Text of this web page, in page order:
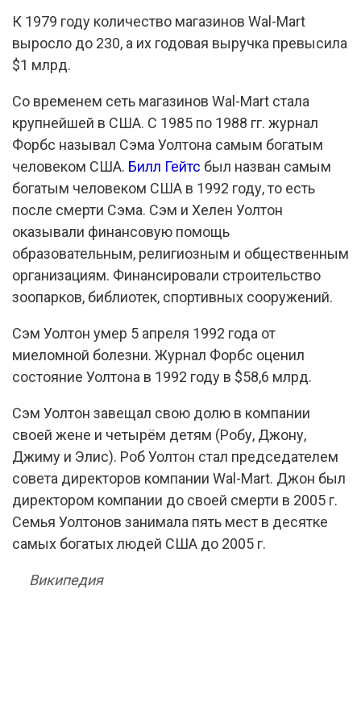
К 1979 году количество магазинов Wal-Mart
выросло до 230, а их годовая выручка превысила
$1 млрд.
Со временем сеть магазинов Wal-Mart стала
крупнейшей в США. С 1985 по 1988 гг. журнал
Форбс называл Сэма Уолтона самым богатым
человеком США. Билл Гейтс был назван самым
богатым человеком США в 1992 году, то есть
после смерти Сэма. Сэм и Хелен Уолтон
оказывали финансовую помощь
образовательным, религиозным и общественным
организациям. Финансировали строительство
зоопарков, библиотек, спортивных сооружений.
Сэм Уолтон умер 5 апреля 1992 года от
миеломной болезни. Журнал Форбс оценил
состояние Уолтона в 1992 году в $58,6 млрд.
Сэм Уолтон завещал свою долю в компании
своей жене и четырём детям (Робу, Джону,
Джиму и Элис). Роб Уолтон стал председателем
совета директоров компании Wal-Mart. Джон был
директором компании до своей смерти в 2005 г.
Семья Уолтонов занимала пять мест в десятке
самых богатых людей США до 2005 г.
Википедия